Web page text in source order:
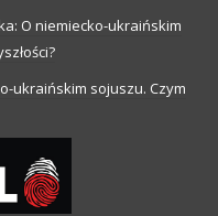
O niemiecko-ukraińskim
ukraińskim sojuszu. Czym